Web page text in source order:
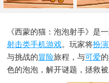
《西蒙的猫：泡泡射手》是
射击类手机游戏。玩家将扮演
与挑战的冒险旅程，与可爱的
色的泡泡，解开谜题，拯救